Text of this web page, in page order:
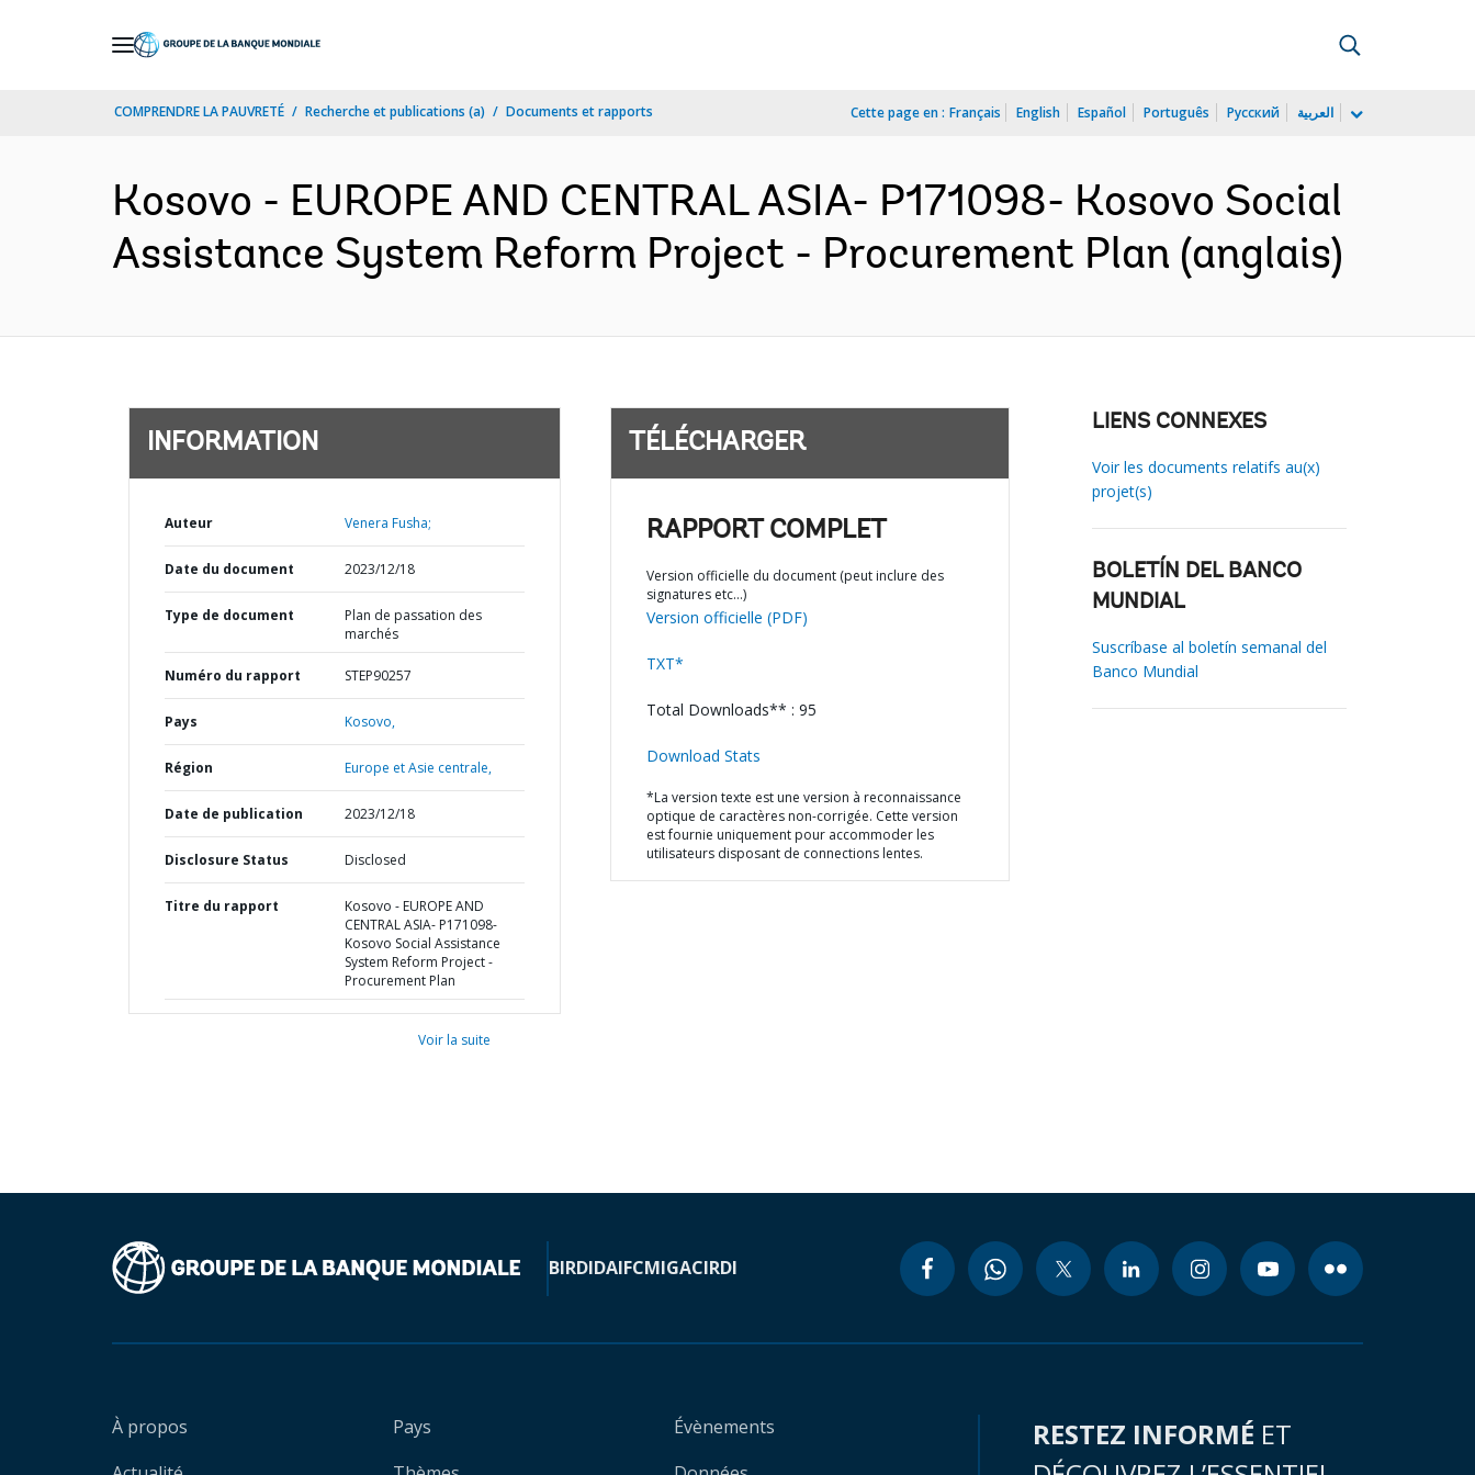
COMPRENDRE LA PAUVRETÉ Recherche et publications (a) Documents et rapports Cette page en : Français English Español Português Русский العربية
Kosovo - EUROPE AND CENTRAL ASIA- P171098- Kosovo Social
Assistance System Reform Project - Procurement Plan (anglais)
INFORMATION
Auteur Venera Fusha;
Date du document 2023/12/18
Type de document
Plan de passation des
marchés
Numéro du rapport STEP90257
Pays Kosovo,
Région Europe et Asie centrale,
Date de publication 2023/12/18
Disclosure Status Disclosed
Titre du rapport
Kosovo - EUROPE AND
CENTRAL ASIA- P171098-
Kosovo Social Assistance
System Reform Project -
Procurement Plan
Voir la suite
TÉLÉCHARGER
RAPPORT COMPLET
Version officielle du document (peut inclure des
signatures etc…)
Version officielle (PDF)
TXT*
Total Downloads** : 95
Download Stats
*La version texte est une version à reconnaissance
optique de caractères non-corrigée. Cette version
est fournie uniquement pour accommoder les
utilisateurs disposant de connections lentes.
LIENS CONNEXES
Voir les documents relatifs au(x)
projet(s)
BOLETÍN DEL BANCO
MUNDIAL
Suscríbase al boletín semanal del
Banco Mundial
BIRDIDAIFCMIGACIRDI
À propos
Pays
Évènements
RESTEZ INFORMÉ ET